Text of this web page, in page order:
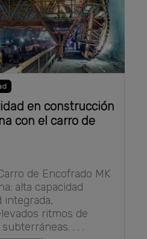
en construcción
con el carro de
de Encofrado MK
alta capacidad
integrada,
ritmos de
. . .